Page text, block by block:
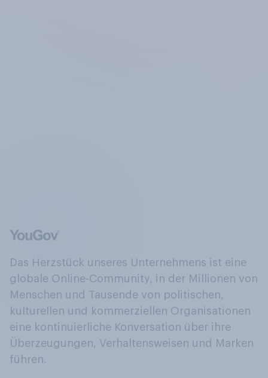
Das Herzstück unseres Unternehmens ist eine
globale Online-Community, in der Millionen von
Menschen und Tausende von politischen,
kulturellen und kommerziellen Organisationen
eine kontinuierliche Konversation über ihre
Überzeugungen, Verhaltensweisen und Marken
führen.